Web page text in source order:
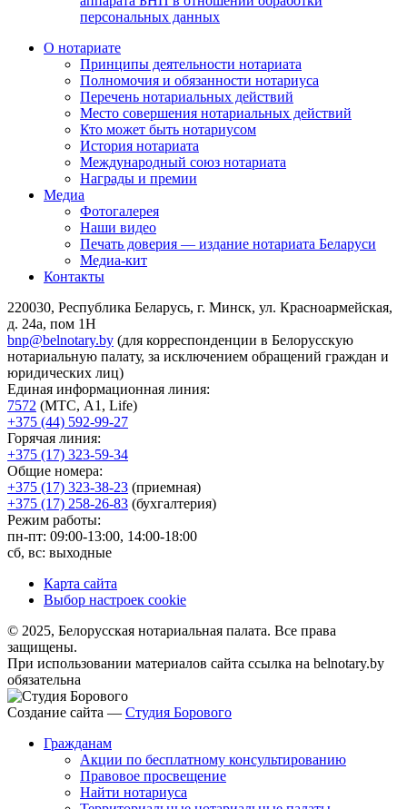
персональных данных
О нотариате
Принципы деятельности нотариата
Полномочия и обязанности нотариуса
Перечень нотариальных действий
Место совершения нотариальных действий
Кто может быть нотариусом
История нотариата
Международный союз нотариата
Награды и премии
Медиа
Фотогалерея
Наши видео
Печать доверия — издание нотариата Беларуси
Медиа-кит
Контакты
220030, Республика Беларусь, г. Минск, ул. Красноармейская,
д. 24а, пом 1Н
bnp@belnotary.by (для корреспонденции в Белорусскую
нотариальную палату, за исключением обращений граждан и
юридических лиц)
Единая информационная линия:
7572 (МТС, A1, Life)
+375 (44) 592-99-27
Горячая линия:
+375 (17) 323-59-34
Общие номера:
+375 (17) 323-38-23 (приемная)
+375 (17) 258-26-83 (бухгалтерия)
Режим работы:
пн-пт: 09:00-13:00, 14:00-18:00
сб, вс: выходные
Карта сайта
Выбор настроек cookie
© 2025, Белорусская нотариальная палата. Все права
защищены.
При использовании материалов сайта ссылка на belnotary.by
обязательна
Создание сайта — Студия Борового
Гражданам
Акции по бесплатному консультированию
Правовое просвещение
Найти нотариуса